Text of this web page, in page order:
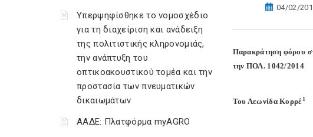
Υπερψηφίσθηκε το νομοσχέδιο
για τη διαχείριση και ανάδειξη
της πολιτιστικής κληρονομιάς,
την ανάπτυξη του
οπτικοακουστικού τομέα και την
προστασία των πνευματικών
δικαιωμάτων
ΑΑΔΕ: Πλατφόρμα myAGRO
04/02/
Παρακράτηση φόρου
την ΠΟΛ. 1042/2014
Του Λεωνίδα Κορρέ1